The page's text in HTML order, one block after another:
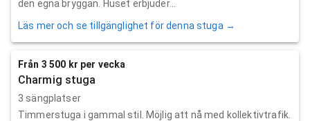
den egna bryggan. Huset erbjuder...
Läs mer och se tillgänglighet för denna stuga →
Från 3 500 kr per vecka
Charmig stuga
3 sängplatser
Timmerstuga i gammal stil. Möjlig att nå med kollektivtrafik.